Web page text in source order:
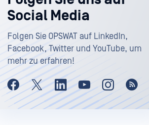
Social Media
Folgen Sie OPSWAT auf LinkedIn,
Facebook, Twitter und YouTube, um
mehr zu erfahren!